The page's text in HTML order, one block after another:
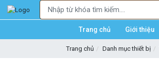
Trang chủ Giới thiệu
Trang chủ Danh mục thiết bị